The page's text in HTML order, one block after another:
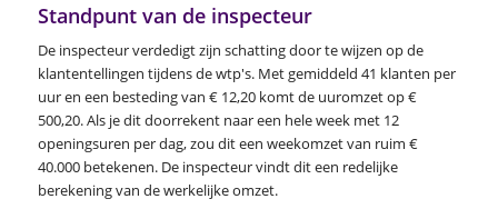
Standpunt van de inspecteur
De inspecteur verdedigt zijn schatting door te wijzen op de
klantentellingen tijdens de wtp's. Met gemiddeld 41 klanten per
uur en een besteding van € 12,20 komt de uuromzet op €
500,20. Als je dit doorrekent naar een hele week met 12
openingsuren per dag, zou dit een weekomzet van ruim €
40.000 betekenen. De inspecteur vindt dit een redelijke
berekening van de werkelijke omzet.